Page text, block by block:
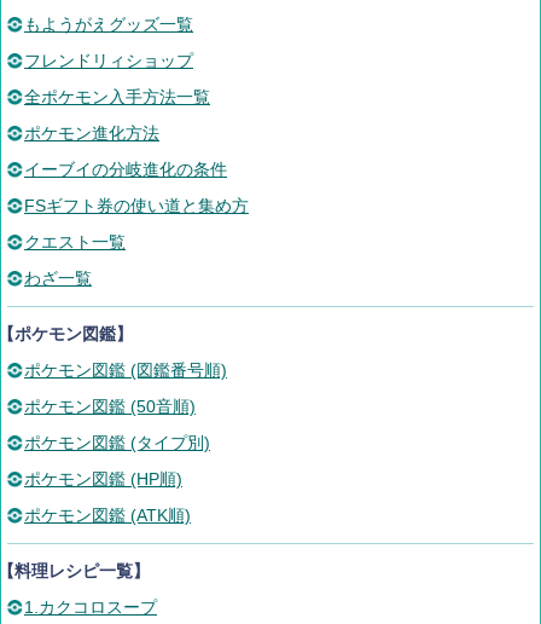
もようがえグッズ一覧
フレンドリィショップ
全ポケモン入手方法一覧
ポケモン進化方法
イーブイの分岐進化の条件
FSギフト券の使い道と集め方
クエスト一覧
わざ一覧
ポケモン図鑑】
ポケモン図鑑 (図鑑番号順)
ポケモン図鑑 (50音順)
ポケモン図鑑 (タイプ別)
ポケモン図鑑 (HP順)
ポケモン図鑑 (ATK順)
料理レシピ一覧】
1.カクコロスープ